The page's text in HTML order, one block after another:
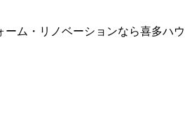
ム・リノベーションなら喜多ハウ